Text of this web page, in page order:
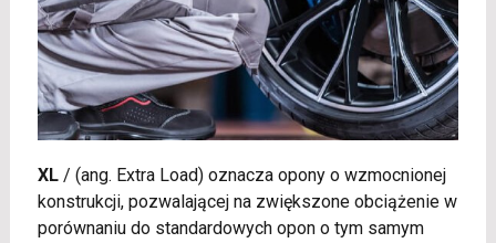
XL/ (ang. Extra Load) oznacza opony o wzmocnionej
konstrukcji, pozwalającej na zwiększone obciążenie w
porównaniu do standardowych opon o tym samym